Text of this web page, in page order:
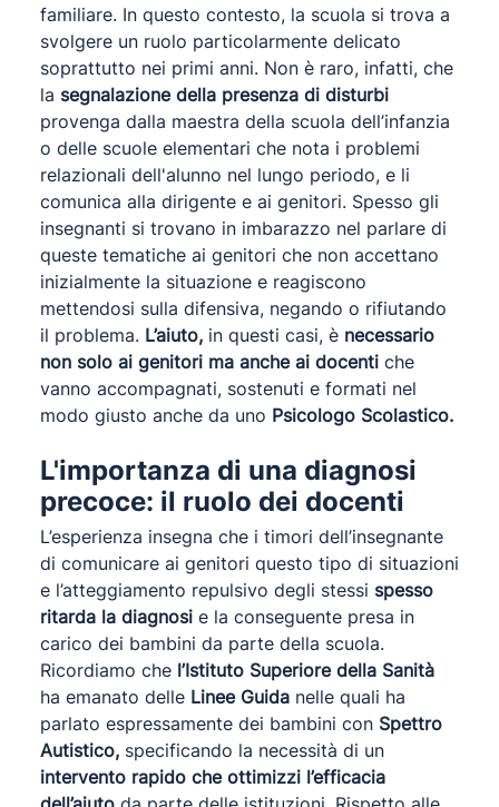
familiare. In questo contesto, la scuola si trova a
svolgere un ruolo particolarmente delicato
soprattutto nei primi anni. Non è raro, infatti, che
la segnalazione della presenza di disturbi
provenga dalla maestra della scuola dell’infanzia
o delle scuole elementari che nota i problemi
relazionali dell'alunno nel lungo periodo, e li
comunica alla dirigente e ai genitori. Spesso gli
insegnanti si trovano in imbarazzo nel parlare di
queste tematiche ai genitori che non accettano
inizialmente la situazione e reagiscono
mettendosi sulla difensiva, negando o rifiutando
il problema. L’aiuto, in questi casi, è necessario
non solo ai genitori ma anche ai docenti che
vanno accompagnati, sostenuti e formati nel
modo giusto anche da uno Psicologo Scolastico.
L'importanza di una diagnosi
precoce: il ruolo dei docenti
L’esperienza insegna che i timori dell’insegnante
di comunicare ai genitori questo tipo di situazioni
e l’atteggiamento repulsivo degli stessi spesso
ritarda la diagnosi e la conseguente presa in
carico dei bambini da parte della scuola.
Ricordiamo che l’Istituto Superiore della Sanità
ha emanato delle Linee Guida nelle quali ha
parlato espressamente dei bambini con Spettro
Autistico, specificando la necessità di un
intervento rapido che ottimizzi l’efficacia